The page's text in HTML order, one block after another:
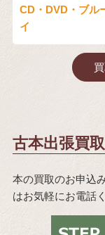
CD・DVD・ブル
イ
古本出張買
本の買取のお申込
はお気軽にお電話